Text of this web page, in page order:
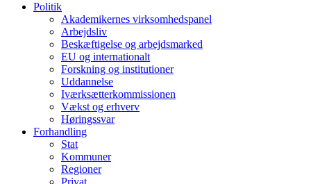
Politik
Akademikernes virksomhedspanel
Arbejdsliv
Beskæftigelse og arbejdsmarked
EU og internationalt
Forskning og institutioner
Uddannelse
Iværksætterkommissionen
Vækst og erhverv
Høringssvar
Forhandling
Stat
Kommuner
Regioner
Privat